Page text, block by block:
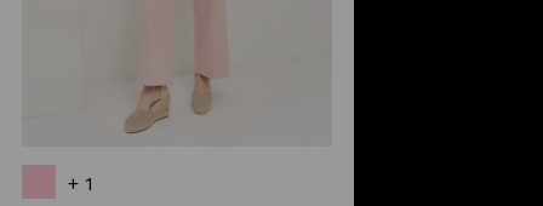
+ 1